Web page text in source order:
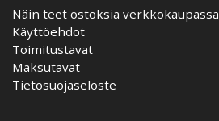
Näin teet ostoksia verkkokaupassa
Käyttöehdot
Toimitustavat
Maksutavat
Tietosuojaseloste